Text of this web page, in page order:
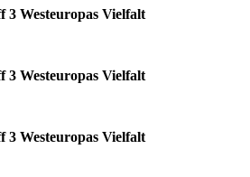
3 Westeuropas Vielfalt
3 Westeuropas Vielfalt
3 Westeuropas Vielfalt